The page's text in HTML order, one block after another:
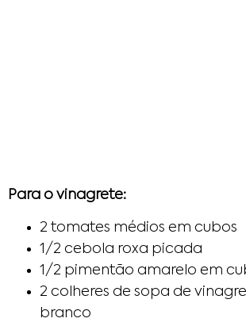
Para o vinagrete:
2 tomates médios em cubos
1/2 cebola roxa picada
1/2 pimentão amarelo em
2 colheres de sopa de
branco